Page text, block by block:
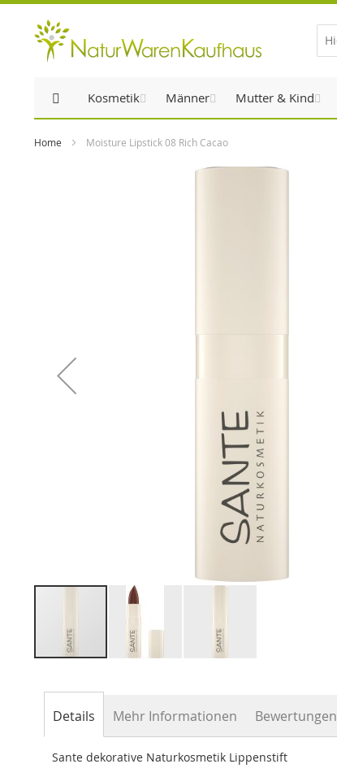
Direkt
zum
Kosmetik Männer Mutter & Kind
Home Moisture Lipstick 08 Rich Cacao
Bildergalerie
Details
Sante dekorative Naturkosmetik Lippenstift
Mehr Informationen Bewertungen